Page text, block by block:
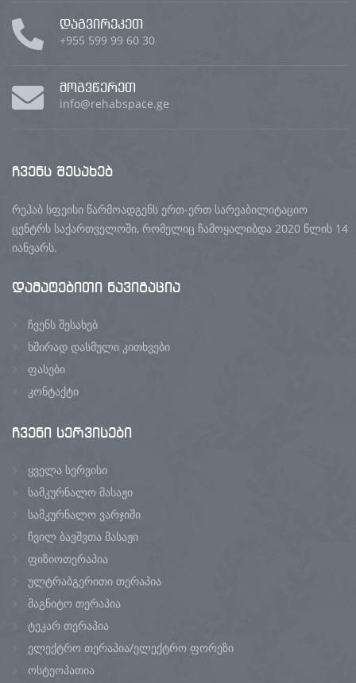
დაგვირეკეთ
+955 599 99 60 30
მოგვწერეთ
info@rehabspace.ge
ჩვენს შესახებ
რეჰაბ სფეისი წარმოადგენს ერთ-ერთ სარეაბილიტაციო
ცენტრს საქართველოში, რომელიც ჩამოყალიბდა 2020 წლის 14
იანვარს.
დამატებითი ნავიგაცია
ჩვენს შესახებ
ხშირად დასმული კითხვები
ფასები
კონტაქტი
ჩვენი სერვისები
ყველა სერვისი
სამკურნალო მასაჟი
სამკურნალო ვარჯიში
ჩვილ ბავშვთა მასაჟი
ფიზიოთერაპია
ულტრაბგერითი თერაპია
მაგნიტო თერაპია
ტეკარ თერაპია
ელექტრო თერაპია/ელექტრო ფორეზი
ოსტეოპათია